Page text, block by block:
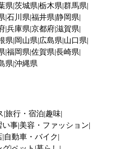
県 茨城県 栃木県 群馬県
石川県 福井県 静岡県
兵庫県 京都府滋賀県
県 岡山県 広島県 山口県
福岡県 佐賀県 長崎県
県 沖縄県
旅行・宿泊 趣味
い事 美容・ファッション
自動車・バイク